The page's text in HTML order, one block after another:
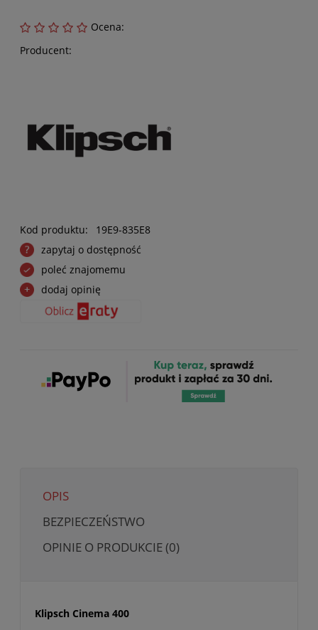
Ocena:
Producent:
Kod produktu:
19E9-835E8
zapytaj o dostępność
poleć znajomemu
dodaj opinię
OPIS
BEZPIECZEŃSTWO
OPINIE O PRODUKCIE (0)
Klipsch Cinema 400